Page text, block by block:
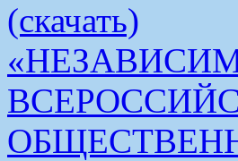
(скачать)